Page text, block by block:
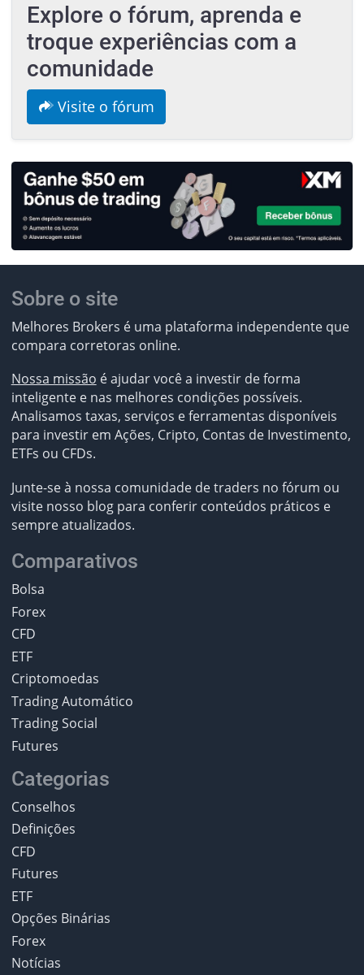
Explore o fórum, aprenda e
troque experiências com a
comunidade
Visite o fórum
Sobre o site
Melhores Brokers é uma plataforma independente que
compara corretoras online.
Nossa missão é ajudar você a investir de forma
inteligente e nas melhores condições possíveis.
Analisamos taxas, serviços e ferramentas disponíveis
para investir em Ações, Cripto, Contas de Investimento,
ETFs ou CFDs.
Junte-se à nossa comunidade de traders no fórum ou
visite nosso blog para conferir conteúdos práticos e
sempre atualizados.
Comparativos
Bolsa
Forex
CFD
ETF
Criptomoedas
Trading Automático
Trading Social
Futures
Categorias
Conselhos
Definições
CFD
Futures
ETF
Opções Binárias
Forex
Notícias